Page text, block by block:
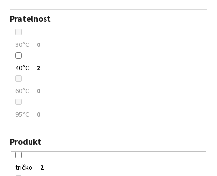
Pratelnost
30°C 0
40°C 2
60°C 0
95°C 0
Produkt
tričko 2